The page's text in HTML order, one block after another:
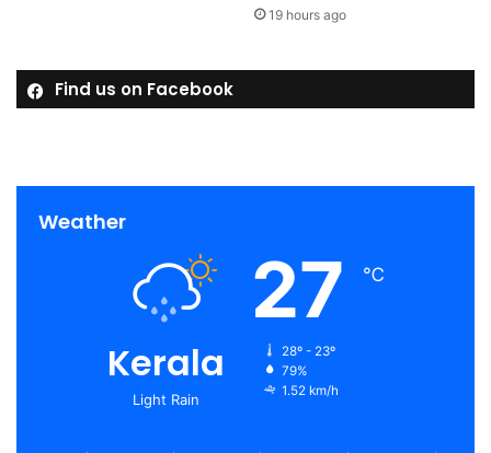
19 hours ago
Find us on Facebook
Weather
Kerala
Light Rain
27 ℃
28º - 23º
79%
1.52 km/h